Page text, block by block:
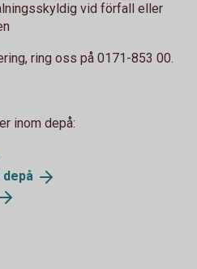
vid förfall eller
ring oss på 0171-853 00.
inom depå:
depå